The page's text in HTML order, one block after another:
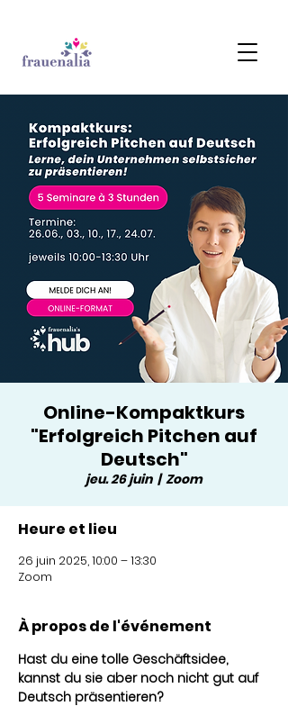
Online-Kompaktkurs
"Erfolgreich Pitchen auf
Deutsch"
jeu. 26 juin
  |
Zoom
Heure et lieu
26 juin 2025, 10:00 – 13:30
Zoom
À propos de l'événement
Hast du eine tolle Geschäftsidee,
kannst du sie aber noch nicht gut auf
Deutsch präsentieren?